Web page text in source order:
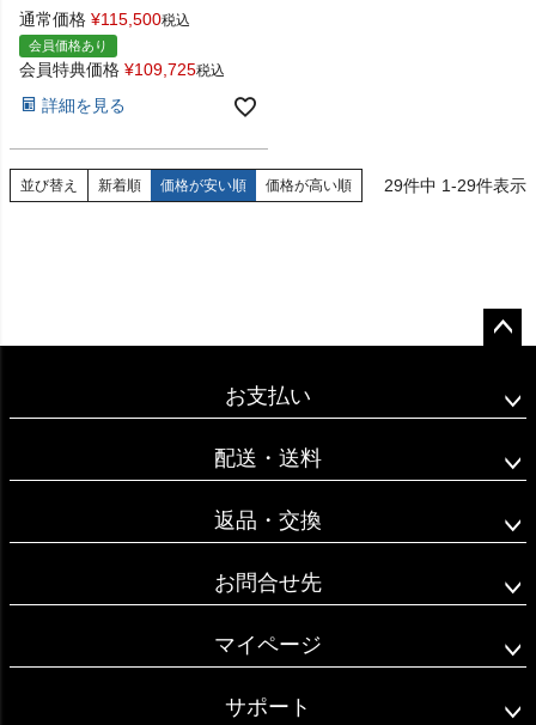
通常価格 ¥115,500税込
会員価格あり
会員特典価格 ¥109,725税込
詳細を見る
並び替え 新着順 価格が安い順 価格が高い順 29件中 1-29件表示
ップ
お支払い
配送・送料
返品・交換
お問合せ先
マイページ
サポート